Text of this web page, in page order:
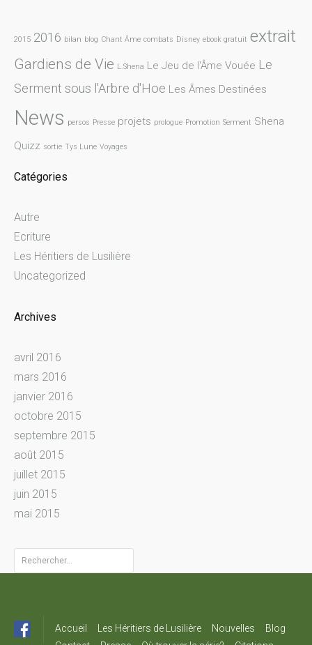
2015 2016 bilan blog Chant Âme combats Disney ebook gratuit extrait
Gardiens de Vie L.Shena Le Jeu de l'Âme Vouée Le
Serment sous l'Arbre d'Hoe Les Âmes Destinées
News persos Presse projets prologue Promotion Serment Shena
Quizz sortie Tys Lune Voyages
Catégories
Autre
Ecriture
Les Héritiers de Lusilière
Uncategorized
Archives
avril 2016
mars 2016
janvier 2016
octobre 2015
septembre 2015
août 2015
juillet 2015
juin 2015
mai 2015
Rechercher :
Accueil Les Héritiers de Lusilière Nouvelles
Blog